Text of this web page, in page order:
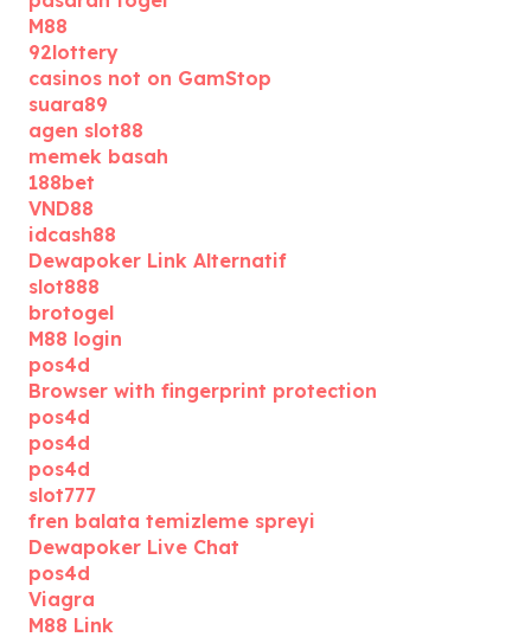
M88
92lottery
casinos not on GamStop
suara89
agen slot88
memek basah
188bet
VND88
idcash88
Dewapoker Link Alternatif
slot888
brotogel
M88 login
pos4d
Browser with fingerprint protection
pos4d
pos4d
pos4d
slot777
fren balata temizleme spreyi
Dewapoker Live Chat
pos4d
Viagra
M88 Link